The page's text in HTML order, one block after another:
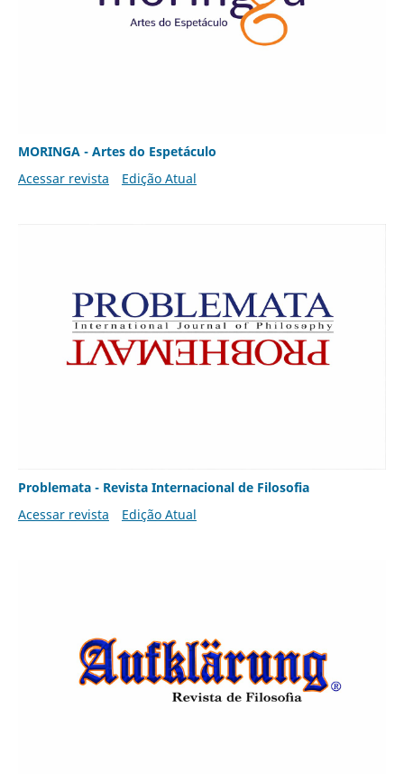
MORINGA - Artes do Espetáculo
Acessar revista
Edição Atual
Problemata - Revista Internacional de Filosofia
Acessar revista
Edição Atual